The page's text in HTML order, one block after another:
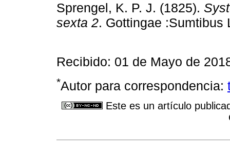
Sprengel, K. P. J. (1825).
sexta 2. Gottingae
Recibido: 01 de Mayo de
*Autor para correspondencia:
Este es un artículo